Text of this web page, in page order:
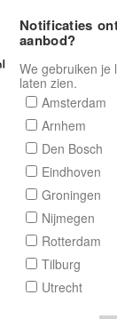
Zoeken
makelaar van
Notificaties
aanbod?
We gebruiken je
laten zien.
Amsterdam
Arnhem
Den Bosch
Eindhoven
Groningen
Nijmegen
Rotterdam
Tilburg
Utrecht